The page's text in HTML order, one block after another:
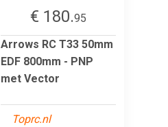
€ 180.95
Arrows RC T33 50mm
EDF 800mm - PNP
met Vector
Toprc.nl